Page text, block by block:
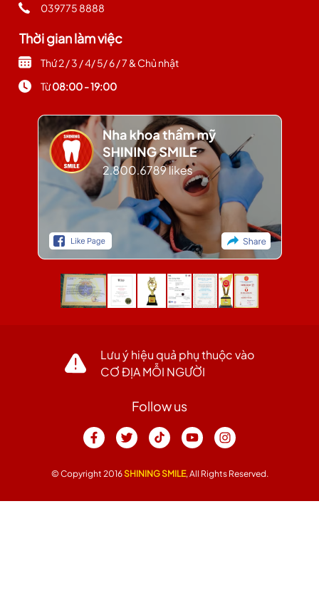
039775 8888
Thời gian làm việc
Thứ 2 / 3 / 4/ 5/ 6 / 7 & Chủ nhật
Từ08:00 - 19:00
Lưu ý hiệu quả phụ thuộc vào
CƠ ĐỊA MỖI NGƯỜI
Follow us
© Copyright 2016SHINING SMILE, All Rights Reserved.